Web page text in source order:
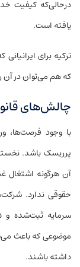
درحالی‌که کیفیت
یافته است.
ترکیه برای
که هم می‌توان در آن
چالش‌های
با وجود فرصت‌ها،
آن هرگونه اشتغال
موضوعی که باعث
داشته باشند.